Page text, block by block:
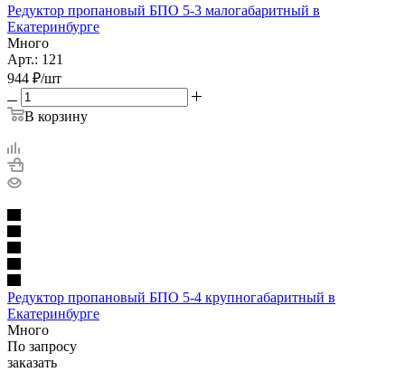
Редуктор пропановый БПО 5-3 малогабаритный в
Екатеринбурге
Много
Арт.: 121
944 ₽/шт
В корзину
Редуктор пропановый БПО 5-4 крупногабаритный в
Екатеринбурге
Много
По запросу
заказать